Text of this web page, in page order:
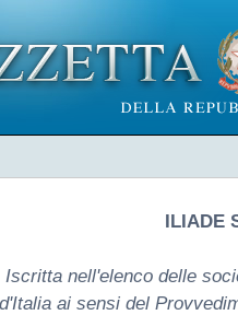
ILIADE
Iscritta nell'elenco delle
d'Italia ai sensi del